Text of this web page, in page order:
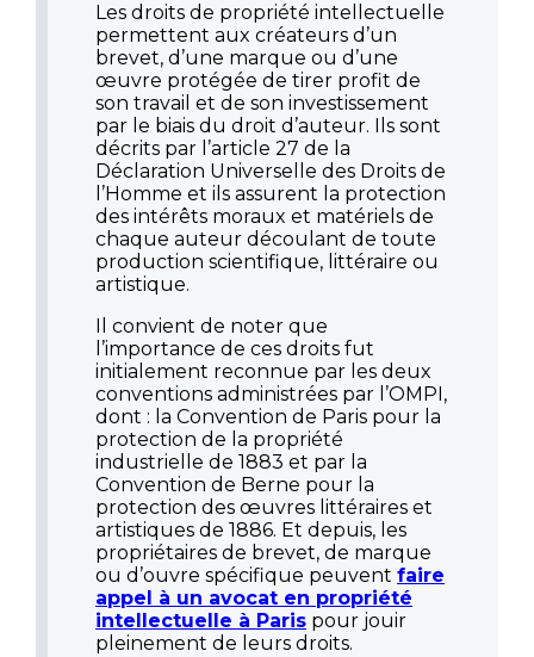
Les droits de propriété intellectuelle
permettent aux créateurs d’un
brevet, d’une marque ou d’une
œuvre protégée de tirer profit de
son travail et de son investissement
par le biais du droit d’auteur. Ils sont
décrits par l’article 27 de la
Déclaration Universelle des Droits de
l’Homme et ils assurent la protection
des intérêts moraux et matériels de
chaque auteur découlant de toute
production scientifique, littéraire ou
artistique.
Il convient de noter que
l’importance de ces droits fut
initialement reconnue par les deux
conventions administrées par l’OMPI,
dont : la Convention de Paris pour la
protection de la propriété
industrielle de 1883 et par la
Convention de Berne pour la
protection des œuvres littéraires et
artistiques de 1886. Et depuis, les
propriétaires de brevet, de marque
ou d’ouvre spécifique peuvent faire
appel à un avocat en propriété
intellectuelle à Paris pour jouir
pleinement de leurs droits.